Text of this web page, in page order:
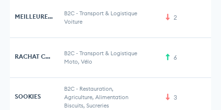
MEILLEUREAUTO B2C - Transport & Logistique
Voiture
2
RACHAT CASH B2C - Transport & Logistique
Moto, Vélo
6
SOOKIES
B2C - Restauration,
Agriculture, Alimentation
Biscuits, Sucreries
3